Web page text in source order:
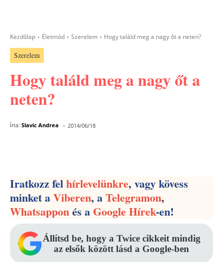
Kezdőlap Életmód Szerelem Hogy találd meg a nagy őt a neten?
Szerelem
Hogy találd meg a nagy őt a
neten?
Írta: Slavic Andrea - 2014/06/18
Iratkozz felhírlevelünkre, vagy kövess
minket aViberen, aTelegramon,
Whatsapponés aGoogle Hírek-en!
Állítsd be, hogy a Twice cikkeit mindig
az elsők között lásd a Google-ben